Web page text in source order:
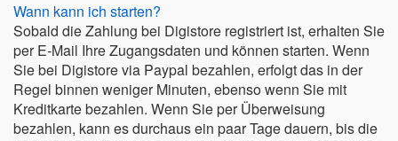
Wann kann ich starten?
Sobald die Zahlung bei Digistore registriert ist, erhalten Sie
per E-Mail Ihre Zugangsdaten und können starten. Wenn
Sie bei Digistore via Paypal bezahlen, erfolgt das in der
Regel binnen weniger Minuten, ebenso wenn Sie mit
Kreditkarte bezahlen. Wenn Sie per Überweisung
bezahlen, kann es durchaus ein paar Tage dauern, bis die